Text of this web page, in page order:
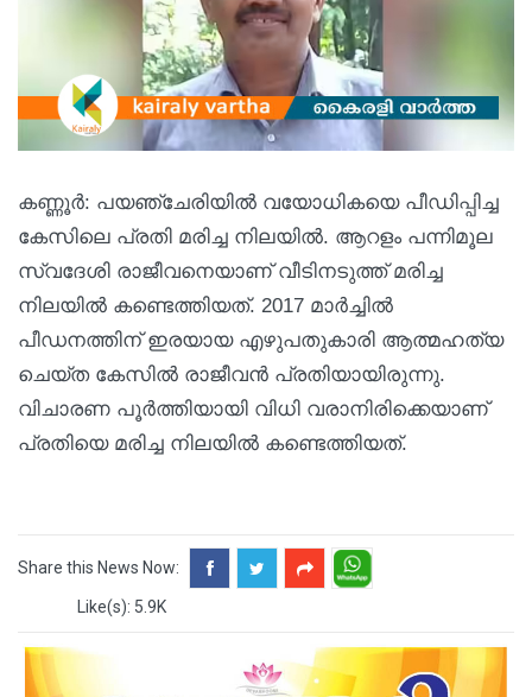
കണ്ണൂർ: പയഞ്ചേരിയിൽ വയോധികയെ പീഡിപ്പിച്ച
കേസിലെ പ്രതി മരിച്ച നിലയിൽ. ആറളം പന്നിമൂല
സ്വദേശി രാജീവനെയാണ് വീടിനടുത്ത് മരിച്ച
നിലയിൽ കണ്ടെത്തിയത്. 2017 മാർച്ചിൽ
പീഡനത്തിന് ഇരയായ എഴുപതുകാരി ആത്മഹത്യ
ചെയ്ത കേസിൽ രാജീവൻ പ്രതിയായിരുന്നു.
വിചാരണ പൂർത്തിയായി വിധി വരാനിരിക്കെയാണ്
പ്രതിയെ മരിച്ച നിലയിൽ കണ്ടെത്തിയത്.
Share this News Now:
Like(s): 5.9K